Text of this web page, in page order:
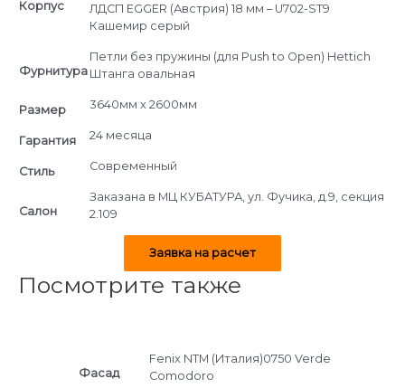
Корпус
ЛДСП EGGER (Австрия) 18 мм – U702-ST9
Кашемир серый
Фурнитура
Петли без пружины (для Push to Open) Hettich
Штанга овальная
Размер 3640мм х 2600мм
Гарантия 24 месяца
Стиль Современный
Салон
Заказана в МЦ КУБАТУРА, ул. Фучика, д.9, секция
2.109
Заявка на расчет
Посмотрите также
Фасад
Fenix NTM (Италия)0750 Verde
Comodoro